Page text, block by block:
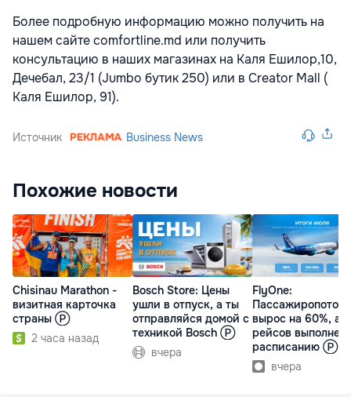
Более подробную информацию можно получить на
нашем сайте comfortline.md или получить
консультацию в наших магазинах на Каля Ешилор,10,
Дечебал, 23/1 (Jumbo бутик 250) или в Creator Mall (
Каля Ешилор, 91).
Источник Business News
Похожие новости
Chisinau Marathon -
визитная карточка
страны Ⓟ
2 часа назад
Bosch Store: Цены
ушли в отпуск, а ты
отправляйся домой с
техникой Bosch Ⓟ
вчера
FlyOne:
Пассажиропоток
вырос на 60%, а
рейсов
расписанию Ⓟ
вчера